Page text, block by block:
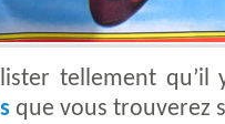
tellement qu’il
que vous trouverez